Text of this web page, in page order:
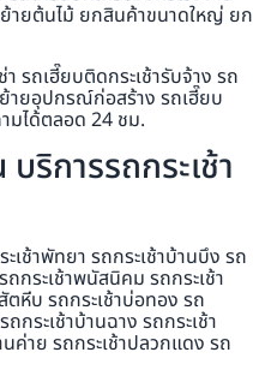
ายต้นไม้ ยกสินค้าขนาดใหญ่ ยก
รถเฮี๊ยบติดกระเช้ารับจ้าง รถ
ายอุปกรณ์ก่อสร้าง รถเฮี๊ยบ
มได้ตลอด 24 ชม.
ริการรถกระเช้า
เช้าพัทยา รถกระเช้าบ้านบึง รถ
กระเช้าพนัสนิคม รถกระเช้า
ตหีบ รถกระเช้าบ่อทอง รถ
ถกระเช้าบ้านฉาง รถกระเช้า
ค่าย รถกระเช้าปลวกแดง รถ